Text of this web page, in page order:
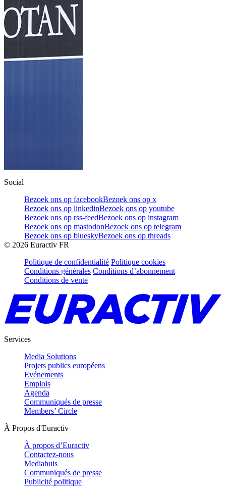
Social
Bezoek ons op facebookBezoek ons op x
Bezoek ons op linkedinBezoek ons op youtube
Bezoek ons op rss-feedBezoek ons op instagram
Bezoek ons op mastodonBezoek ons op telegram
Bezoek ons op blueskyBezoek ons op threads
© 2026 Euractiv FR
Politique de confidentialité Politique cookies
Conditions générales Conditions d’abonnement
Conditions de vente
Services
Media Solutions
Projets publics européens
Evénements
Emplois
Agenda
Communiqués de presse
Members’ Circle
À Propos d'Euractiv
À propos d’Euractiv
Contactez-nous
Mediahuis
Communiqués de presse
Publicité politique